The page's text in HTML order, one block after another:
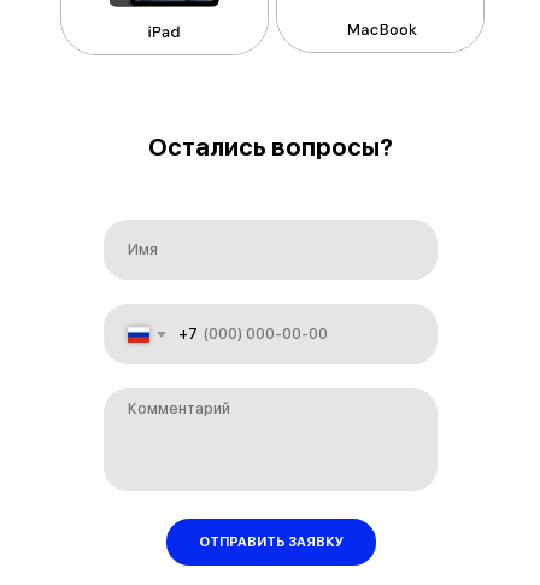
Остались вопросы?
+7
ОТПРАВИТЬ ЗАЯВКУ